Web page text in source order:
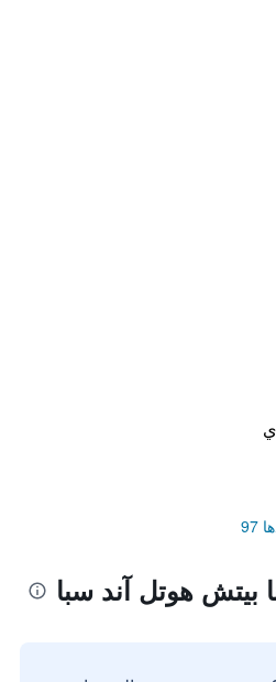
بيتش هوتل آند سبا